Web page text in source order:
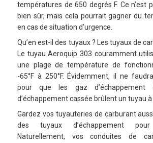
températures de 650 degrés F. Ce n’est
bien sûr, mais cela pourrait gagner du
en cas de situation d’urgence.
Qu’en est-il des tuyaux ? Les tuyaux de
Le tuyau Aeroquip 303 couramment
une plage de température de
-65°F à 250°F. Évidemment, il ne
pour que les gaz d’échappement
d’échappement cassée brûlent un tuyau
Gardez vos tuyauteries de carburant
des tuyaux d’échappement
Naturellement, vos conduites de